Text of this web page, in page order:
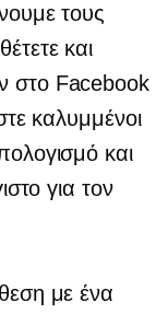
τους
και
στο Facebook
καλυμμένοι
και
για τον
με ένα